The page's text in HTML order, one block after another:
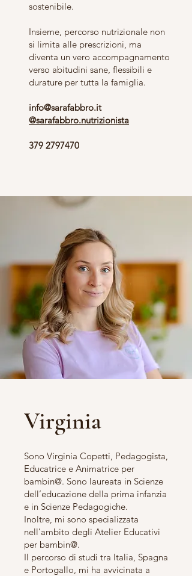
sostenibile.
Insieme, percorso nutrizionale non
si limita alle prescrizioni, ma
diventa un vero accompagnamento
verso abitudini sane, flessibili e
durature per tutta la famiglia.
info@sarafabbro.it
@sarafabbro.nutrizionista
379 2797470
Virginia
Sono Virginia Copetti, Pedagogista,
Educatrice e Animatrice per
bambin@. Sono laureata in Scienze
dell’educazione della prima infanzia
e in Scienze Pedagogiche.
Inoltre, mi sono specializzata
nell’ambito degli Atelier Educativi
per bambin@.
Il percorso di studi tra Italia, Spagna
e Portogallo, mi ha avvicinata a